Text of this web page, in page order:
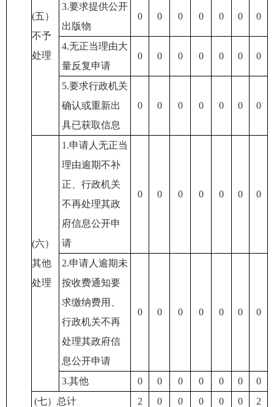
(五）
不予
处理
3.要求提供公开
出版物
0 0 0 0 0 0 0
4.无正当理由大
量反复申请
0 0 0 0 0 0 0
5.要求行政机关
确认或重新出
具已获取信息
0 0 0 0 0 0 0
(六）
其他
处理
1.申请人无正当
理由逾期不补
正、行政机关
不再处理其政
府信息公开申
请
0 0 0 0 0 0 0
2.申请人逾期未
按收费通知要
求缴纳费用、
行政机关不再
处理其政府信
息公开申请
0 0 0 0 0 0 0
3.其他 0 0 0 0 0 0
0
(七）总计
2 0 0 0 0 0
2